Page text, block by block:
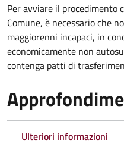
Per avviare il procedimento
Comune, è necessario che
maggiorenni incapaci, in
economicamente non
contenga patti di
Ulteriori informazioni